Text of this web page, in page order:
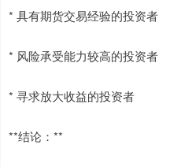
* 具有期货交易经验的投资者
* 风险承受能力较高的投资者
* 寻求放大收益的投资者
**结论：**